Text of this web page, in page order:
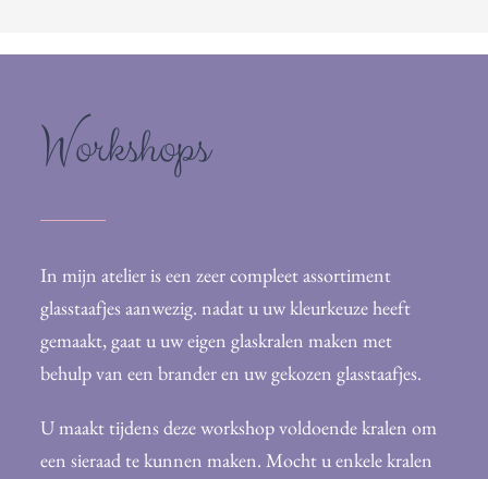
Workshops
In mijn atelier is een zeer compleet assortiment
glasstaafjes aanwezig. nadat u uw kleurkeuze heeft
gemaakt, gaat u uw eigen glaskralen maken met
behulp van een brander en uw gekozen glasstaafjes.
U maakt tijdens deze workshop voldoende kralen om
een sieraad te kunnen maken. Mocht u enkele kralen